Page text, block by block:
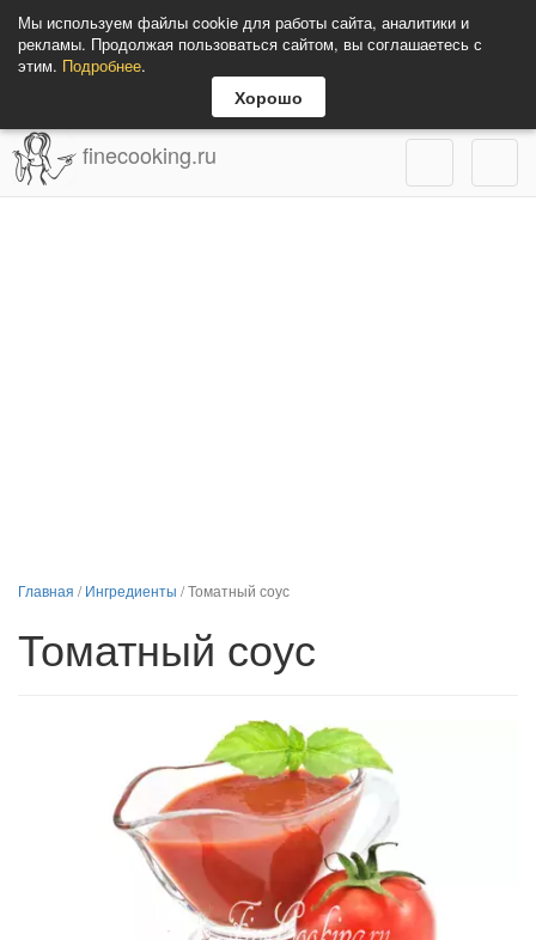
Мы используем файлы cookie для работы сайта, аналитики и
рекламы. Продолжая пользоваться сайтом, вы соглашаетесь с
этим. Подробнее.
Хорошо
finecooking.ru
Главная /Ингредиенты /Томатный соус
Томатный соус